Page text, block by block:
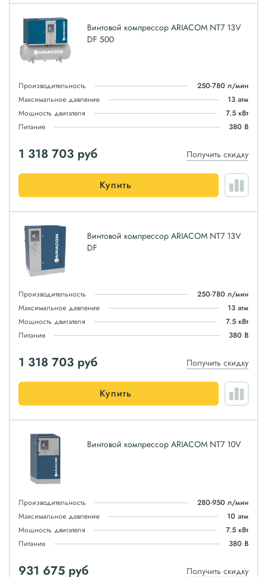
Винтовой компрессор ARIACOM NT7 13V
DF 500
Производительность
250-780 л/мин
Максимальное давление
13 атм
Мощность двигателя
7.5 кВт
Питание
380 В
1 318 703 руб Получить скидку
Купить
Винтовой компрессор ARIACOM NT7 13V
DF
Производительность
250-780 л/мин
Максимальное давление
13 атм
Мощность двигателя
7.5 кВт
Питание
380 В
1 318 703 руб Получить скидку
Купить
Винтовой компрессор ARIACOM NT7 10V
Производительность
280-950 л/мин
Максимальное давление
10 атм
Мощность двигателя
7.5 кВт
Питание
380 В
931 675 руб Получить скидку